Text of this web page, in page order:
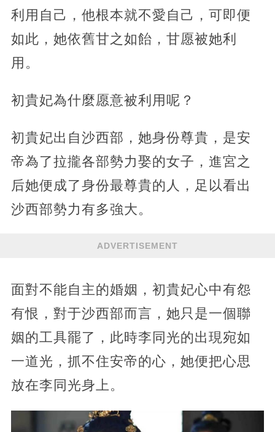
利用自己，他根本就不愛自己，可即便
如此，她依舊甘之如飴，甘愿被她利
用。
初貴妃為什麼愿意被利用呢？
初貴妃出自沙西部，她身份尊貴，是安
帝為了拉攏各部勢力娶的女子，進宮之
后她便成了身份最尊貴的人，足以看出
沙西部勢力有多強大。
ADVERTISEMENT
面對不能自主的婚姻，初貴妃心中有怨
有恨，對于沙西部而言，她只是一個聯
姻的工具罷了，此時李同光的出現宛如
一道光，抓不住安帝的心，她便把心思
放在李同光身上。